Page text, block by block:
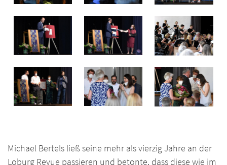
Michael Bertels ließ seine mehr als vierzig Jahre an der
Loburg Revue passieren und betonte, dass diese wie im